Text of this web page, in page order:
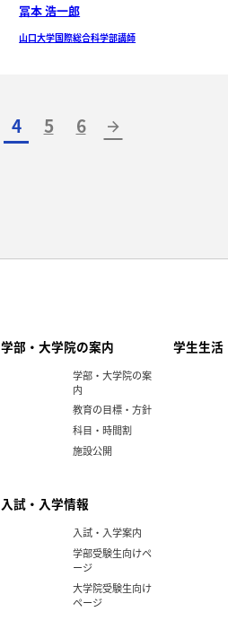
冨本 浩一郎
山口大学国際総合科学部講師
4 5 6 arrow_forward
学部・大学院の案内
学部・大学院の案
内
教育の目標・方針
科目・時間割
施設公開
入試・入学情報
入試・入学案内
学部受験生向けペ
ージ
大学院受験生向け
ページ
学生生活